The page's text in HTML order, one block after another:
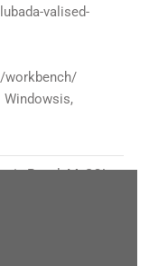
valised-
workbench/
Windowsis,
/cPanel,MySQL